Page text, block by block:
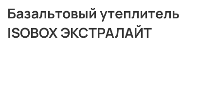
Базальтовый утеплитель
ISOBOX ЭКСТРАЛАЙТ